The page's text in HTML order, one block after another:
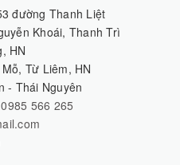
đường Thanh Liệt
Khoái, Thanh Trì
HN
Từ Liêm, HN
- Thái Nguyên
0985 566 265